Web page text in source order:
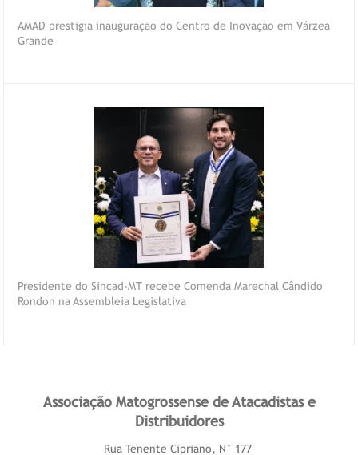
AMAD prestigia inauguração do Centro de Inovação em Várzea
Grande
Presidente do Sincad-MT recebe Comenda Marechal Cândido
Rondon na Assembleia Legislativa
Associação Matogrossense de Atacadistas e
Distribuidores
Rua Tenente Cipriano, N° 177